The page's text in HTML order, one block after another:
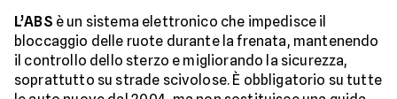
L’ABS è un sistema elettronico che impedisce il
bloccaggio delle ruote durante la frenata, mantenendo
il controllo dello sterzo e migliorando la sicurezza,
soprattutto su strade scivolose. È obbligatorio su tutte